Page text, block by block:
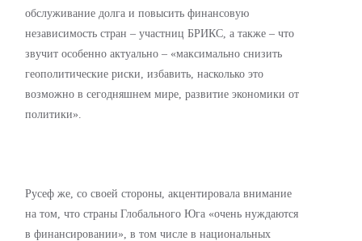
обслуживание долга и повысить финансовую
независимость стран – участниц БРИКС, а также – что
звучит особенно актуально – «максимально снизить
геополитические риски, избавить, насколько это
возможно в сегодняшнем мире, развитие экономики от
политики».
Русеф же, со своей стороны, акцентировала внимание
на том, что страны Глобального Юга «очень нуждаются
в финансировании», в том числе в национальных